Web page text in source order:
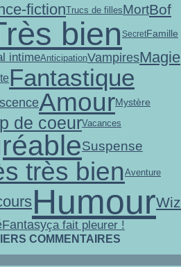
fictionTrucs de fillesMortBof
bien SecretFamille
intimeAnticipationVampiresMagie
Fantastique
AmourMystère
de coeurVacances
Suspense
très bienAventure
HumourWiz
Fantasyça fait pleurer !
COMMENTAIRES